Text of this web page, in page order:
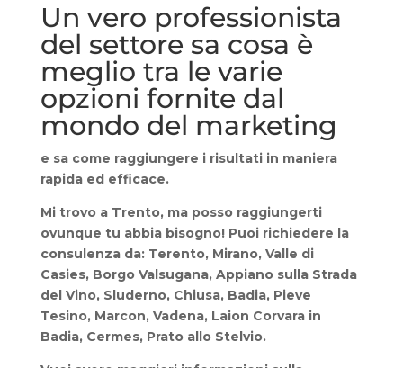
Un vero professionista
del settore sa cosa è
meglio tra le varie
opzioni fornite dal
mondo del marketing
e sa come raggiungere i risultati in maniera
rapida ed efficace.
Mi trovo a Trento, ma posso raggiungerti
ovunque tu abbia bisogno! Puoi richiedere la
consulenza da: Terento, Mirano, Valle di
Casies, Borgo Valsugana, Appiano sulla Strada
del Vino, Sluderno, Chiusa, Badia, Pieve
Tesino, Marcon, Vadena, Laion Corvara in
Badia, Cermes, Prato allo Stelvio.